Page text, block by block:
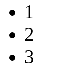
1
2
3